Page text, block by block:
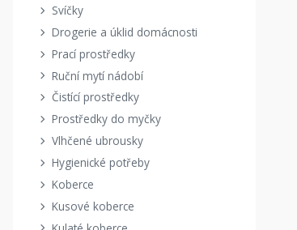
Svíčky
Drogerie a úklid domácnosti
Prací prostředky
Ruční mytí nádobí
Čistící prostředky
Prostředky do myčky
Vlhčené ubrousky
Hygienické potřeby
Koberce
Kusové koberce